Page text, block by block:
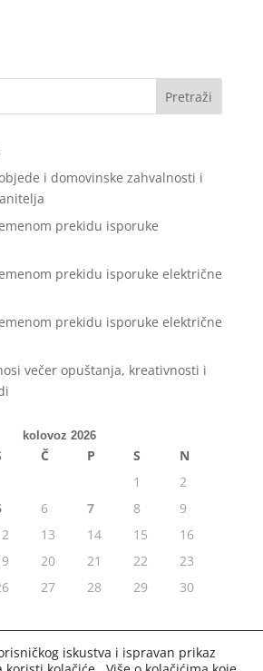
i domovinske zahvalnosti i
prekidu isporuke
prekidu isporuke električne
prekidu isporuke električne
večer opuštanja, kreativnosti i
kolovoz 2026
Č P S
N
1
2
6 7 8
9
13 14 15
16
20 21 22
23
27 28 29
30
iskustva i ispravan prikaz